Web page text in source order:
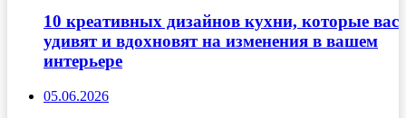
10 креативных дизайнов кухни, которые вас
удивят и вдохновят на изменения в вашем
интерьере
05.06.2026